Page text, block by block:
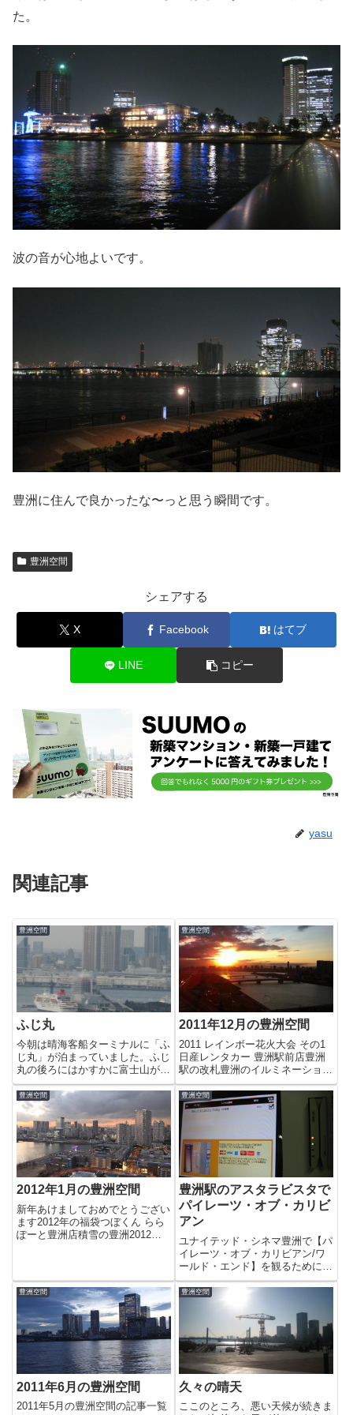
た。
波の音が心地よいです。
豊洲に住んで良かったな〜っと思う瞬間です。
豊洲空間
シェアする
X Facebook はてブ
LINE コピー
yasu
関連記事
豊洲空間
ふじ丸
今朝は晴海客船ターミナルに「ふ
じ丸」が泊まっていました。ふじ
丸の後ろにはかすかに富士山が…
だんだん晴れて来て日光で船体が
白く輝いて見えます。消防船また
やってる？今日はお正月の１日と
違って沢山の船が通っているので
少々危なっかしかったです。こ
ち...
豊洲空間
2011年12月の豊洲空間
2011 レインボー花火大会 その1
日産レンタカー 豊洲駅前店豊洲
駅の改札豊洲のイルミネーション
2011お台場レインボー花火 2011
その2バークタワー豊洲2011年
は、豊洲空間に遊びに来ていただ
きありがとうございました。引き
続き、豊洲情...
豊洲空間
2012年1月の豊洲空間
新年あけましておめでとうござい
ます2012年の福袋つぼくん らら
ぽーと豊洲店積雪の豊洲2012年1
たのですがそうではありませんで
した。せっかく訪問して...
豊洲空間
豊洲駅のアスタラビスタで
パイレーツ・オブ・カリビ
アン
ユナイテッド・シネマ豊洲で【パ
イレーツ・オブ・カリビアン/ワ
ールド・エンド】を観るためにま
だ、観ていない第2作【パイレー
ツ・オブ・カリビアン／デッドマ
ンズ・チェスト】を豊洲駅にある
アスタラビスタで借りてみまし
た。DVDを選択するとクレジッ
ト...
豊洲空間
2011年6月の豊洲空間
2011年5月の豊洲空間の記事一覧
豊洲空間
久々の晴天
ここのところ、悪い天候が続きま